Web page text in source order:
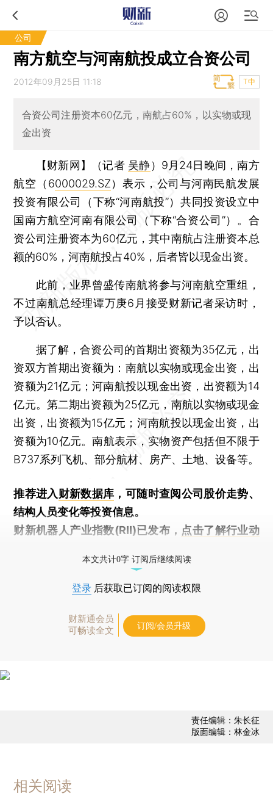
公司
南方航空与河南航投成立合资公司
2012年09月25日 11:18 T中
合资公司注册资本60亿元，南航占60%，以实物或现
金出资
【财新网】（记者 吴静） 9月24日晚间，南方
航空（6000029.SZ）表示，公司与河南民航发展
投资有限公司（下称“河南航投”）共同投资设立中
国南方航空河南有限公司（下称“合资公司”）。合
资公司注册资本为60亿元，其中南航占注册资本总
额的60%，河南航投占40%，后者皆以现金出资。
此前，业界曾盛传南航将参与河南航空重组，
不过南航总经理谭万庚6月接受财新记者采访时，
予以否认。
据了解，合资公司的首期出资额为35亿元，出
资双方首期出资额为：南航以实物或现金出资，出
资额为21亿元；河南航投以现金出资，出资额为14
亿元。第二期出资额为25亿元，南航以实物或现金
出资，出资额为15亿元；河南航投以现金出资，出
资额为10亿元。南航表示，实物资产包括但不限于
B737系列飞机、部分航材、房产、土地、设备等。
推荐进入财新数据库 ，可随时查阅公司股价走势、
结构人员变化等投资信息。
财新机器人产业指数(RII)已发布， 点击了解行业动
本文共计0字 订阅后继续阅读
登录 后获取已订阅的阅读权限
财新通会员
可畅读全文
订阅/会员升级
责任编辑：朱长征
版面编辑：林金冰
相关阅读